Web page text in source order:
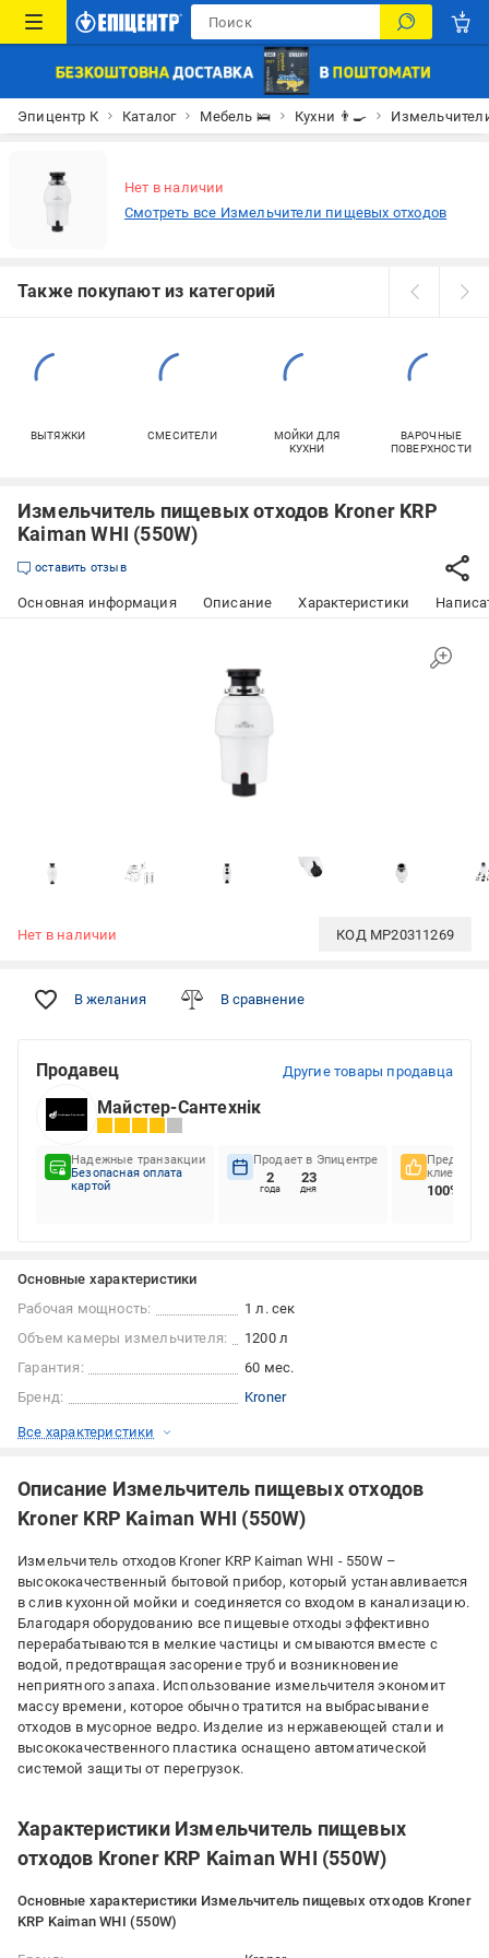
Эпицентр К Каталог Мебель 🛌 Кухни 👨‍🍳
Нет в наличии
Смотреть все Измельчители пищевых отходов
Также покупают из категорий
ВЫТЯЖКИ СМЕСИТЕЛИ
МОЙКИ ДЛЯ
КУХНИ
ВАРОЧНЫЕ
ПОВЕРХНОСТИ
Измельчитель пищевых отходов Kroner KRP
Kaiman WHI (550W)
оставить отзыв
Основная информация Описание Характеристики
Нет в наличии КОД MP20311269
В желания В сравнение
Продавец Другие товары продавца
Майстер-Сантехнік
Надежные транзакции
Безопасная оплата
картой
Продает в Эпицентре
2
года
23
дня
клиентов
100%
Основные характеристики
Рабочая мощность:
1 л. сек
Объем камеры измельчителя:
1200 л
Гарантия:
60 мес.
Бренд:
Kroner
Все характеристики
Описание Измельчитель пищевых отходов
Kroner KRP Kaiman WHI (550W)
Измельчитель отходов Kroner KRP Kaiman WHI - 550W –
высококачественный бытовой прибор, который устанавливается
в слив кухонной мойки и соединяется со входом в канализацию.
Благодаря оборудованию все пищевые отходы эффективно
перерабатываются в мелкие частицы и смываются вместе с
водой, предотвращая засорение труб и возникновение
неприятного запаха. Использование измельчителя экономит
массу времени, которое обычно тратится на выбрасывание
отходов в мусорное ведро. Изделие из нержавеющей стали и
высококачественного пластика оснащено автоматической
системой защиты от перегрузок.
Характеристики Измельчитель пищевых
отходов Kroner KRP Kaiman WHI (550W)
Основные характеристики Измельчитель пищевых отходов Kroner
KRP Kaiman WHI (550W)